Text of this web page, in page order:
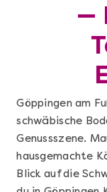
—
Göppingen am
schwäbische
Genussszene.
hausgemachte
Blick auf die